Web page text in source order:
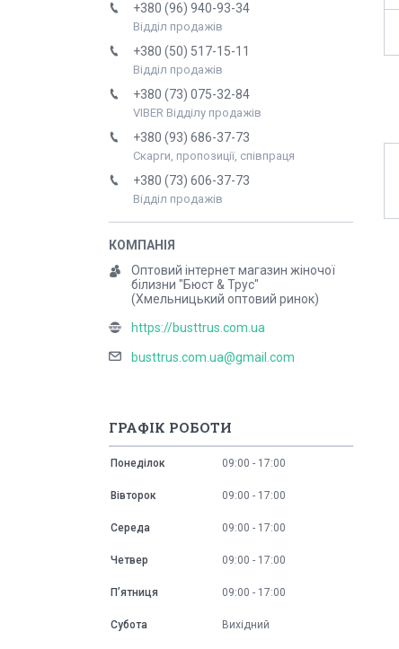
+380 (96) 940-93-34
Відділ продажів
+380 (50) 517-15-11
Відділ продажів
+380 (73) 075-32-84
VIBER Відділу продажів
+380 (93) 686-37-73
Скарги, пропозиції, співпраця
+380 (73) 606-37-73
Відділ продажів
Оптовий інтернет магазин жіночої
білизни "Бюст & Трус"
(Хмельницький оптовий ринок)
https://busttrus.com.ua
busttrus.com.ua@gmail.com
ГРАФІК РОБОТИ
Понеділок 09:00 17:00
Вівторок 09:00 17:00
Середа 09:00 17:00
Четвер 09:00 17:00
Пʼятниця 09:00 17:00
Субота Вихідний